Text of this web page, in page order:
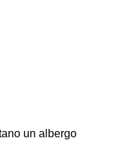
un albergo